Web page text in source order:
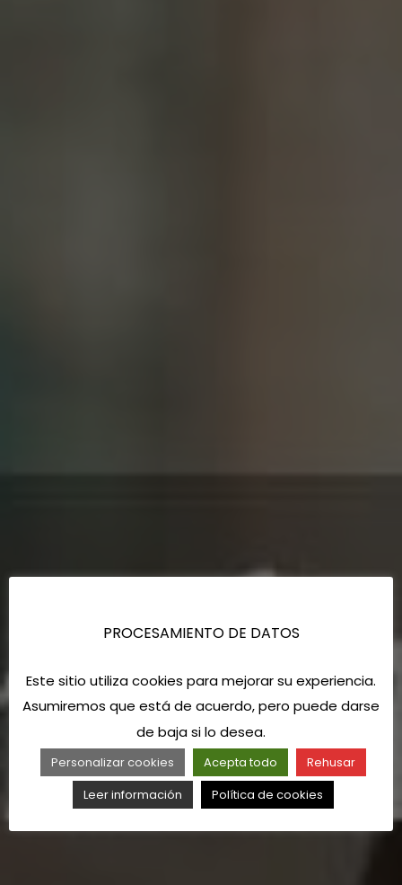
PROCESAMIENTO DE DATOS
Este sitio utiliza cookies para mejorar su experiencia.
Asumiremos que está de acuerdo, pero puede darse
de baja si lo desea.
Personalizar cookies Acepta todo
Rehusar
Leer información
Política de cookies